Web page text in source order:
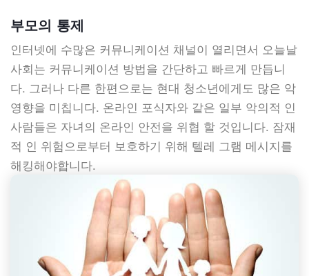
부모의 통제
인터넷에 수많은 커뮤니케이션 채널이 열리면서 오늘날
사회는 커뮤니케이션 방법을 간단하고 빠르게 만듭니
다. 그러나 다른 한편으로는 현대 청소년에게도 많은 악
영향을 미칩니다. 온라인 포식자와 같은 일부 악의적 인
사람들은 자녀의 온라인 안전을 위협 할 것입니다. 잠재
적 인 위험으로부터 보호하기 위해 텔레 그램 메시지를
해킹해야합니다.